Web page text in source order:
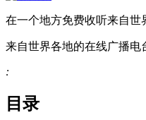
在一个地方免费收听来自世
来自世界各地的在线广播电
:
目录